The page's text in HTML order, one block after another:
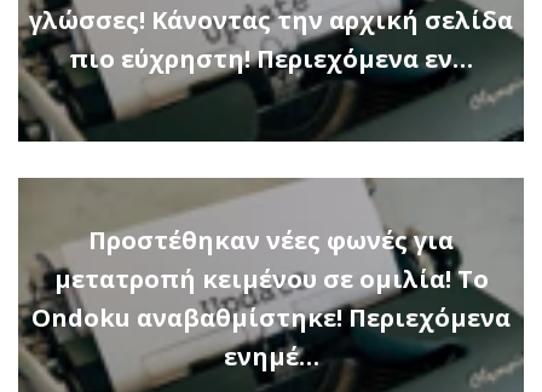
γλώσσες! Κάνοντας την αρχική σελίδα
πιο εύχρηστη! Περιεχόμενα εν…
Προστέθηκαν νέες φωνές για
μετατροπή κειμένου σε ομιλία! Το
Ondoku αναβαθμίστηκε! Περιεχόμενα
ενημέ…